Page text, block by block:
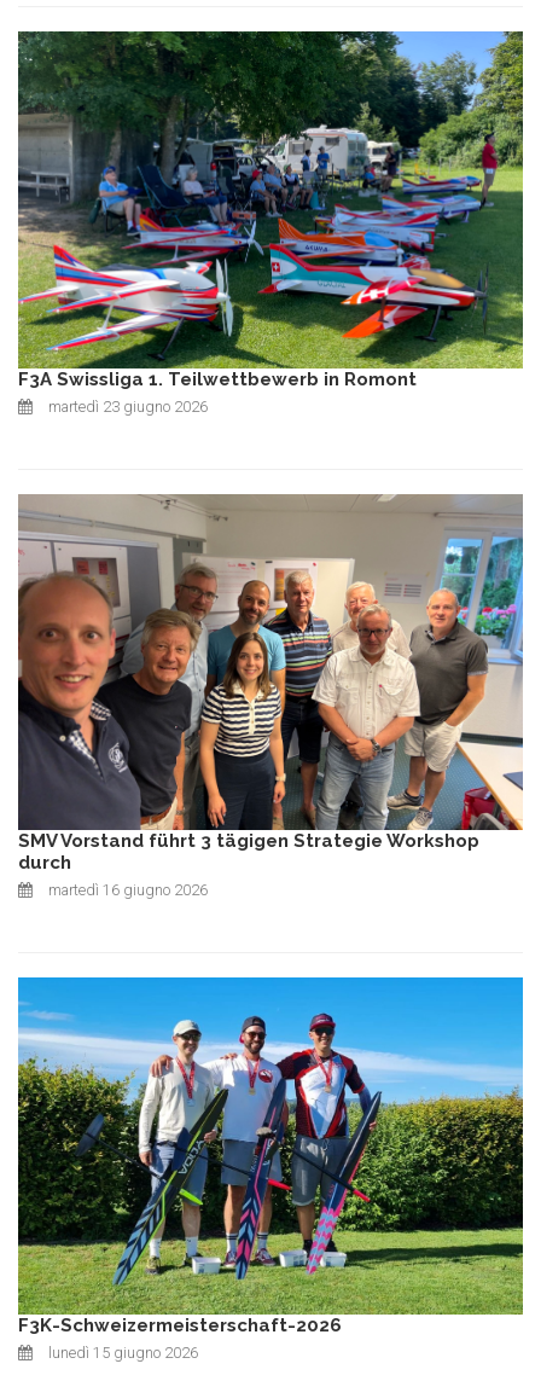
F3A Swissliga 1. Teilwettbewerb in Romont
martedì 23 giugno 2026
SMV Vorstand führt 3 tägigen Strategie Workshop
durch
martedì 16 giugno 2026
F3K-Schweizermeisterschaft-2026
lunedì 15 giugno 2026